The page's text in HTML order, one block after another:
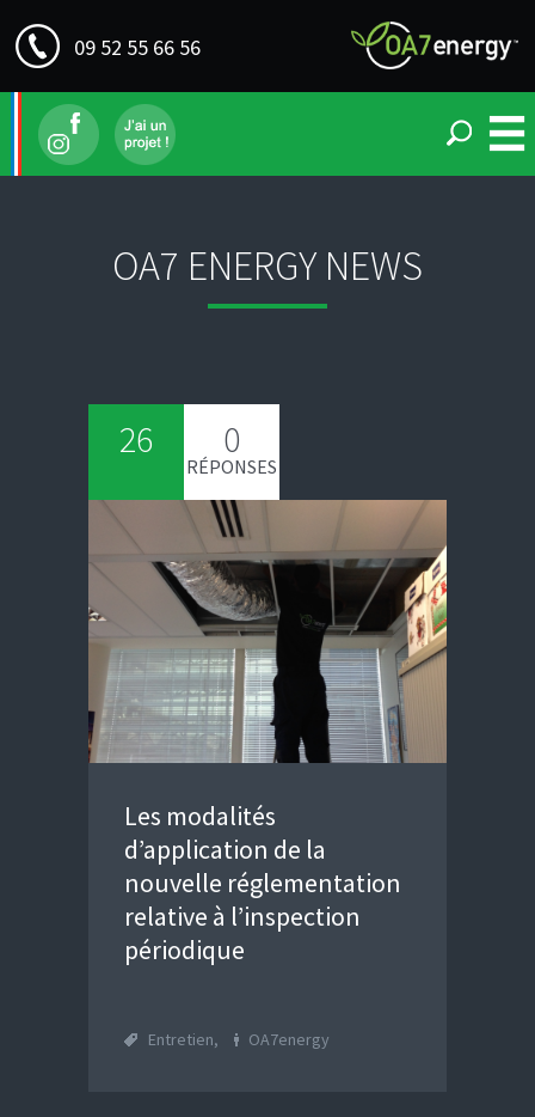
09 52 55 66 56
OA7 ENERGY NEWS
26 0
RÉPONSES
Les modalités
d’application de la
nouvelle réglementation
relative à l’inspection
périodique
Entretien, OA7energy